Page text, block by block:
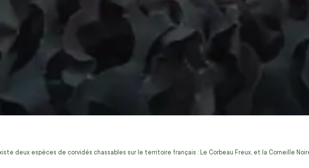
deux espèces de corvidés chassables sur le territoire français : Le Corbeau Freux, et la Corneille